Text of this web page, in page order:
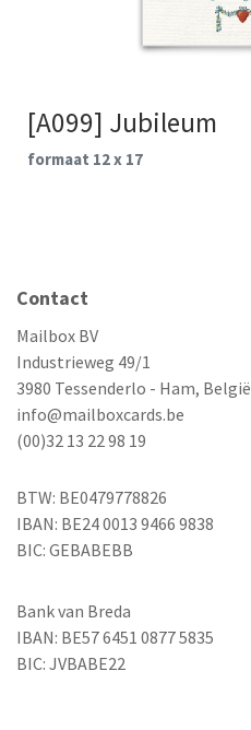
[A099] Jubileum
formaat 12 x 17
Contact
Mailbox BV
Industrieweg 49/1
3980 Tessenderlo - Ham, België
info@mailboxcards.be
(00)32 13 22 98 19
BTW: BE0479778826
IBAN: BE24 0013 9466 9838
BIC: GEBABEBB
Bank van Breda
IBAN: BE57 6451 0877 5835
BIC: JVBABE22